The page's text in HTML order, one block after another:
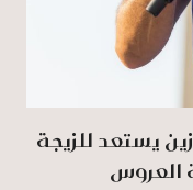
يستعد للزيجة
العروس